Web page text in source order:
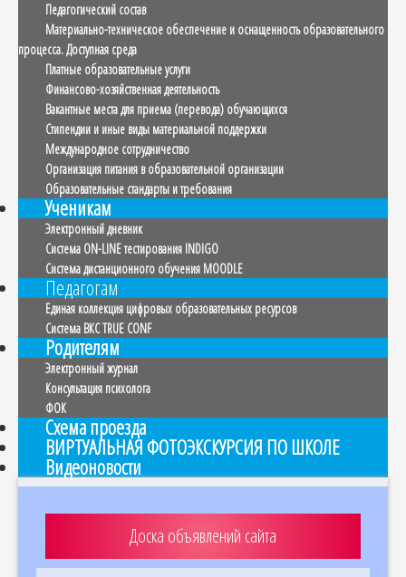
Педагогический состав
Материально-техническое обеспечение и оснащенность образовательного
процесса. Доступная среда
Платные образовательные услуги
Финансово-хозяйственная деятельность
Вакантные места для приема (перевода) обучающихся
Стипендии и иные виды материальной поддержки
Международное сотрудничество
Организация питания в образовательной организации
Образовательные стандарты и требования
Ученикам
Электронный дневник
Система ON-LINE тестирования INDIGO
Система дистанционного обучения MOODLE
Педагогам
Единая коллекция цифровых образовательных ресурсов
Система ВКС TRUE CONF
Родителям
Электронный журнал
Консультация психолога
ФОК
Схема проезда
ВИРТУАЛЬНАЯ ФОТОЭКСКУРСИЯ ПО ШКОЛЕ
Видеоновости
Доска объявлений сайта